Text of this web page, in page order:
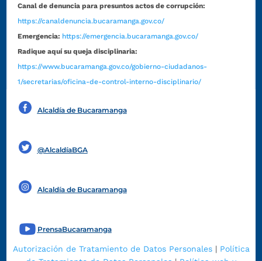
Canal de denuncia para presuntos actos de corrupción:
https://canaldenuncia.bucaramanga.gov.co/
Emergencia: https://emergencia.bucaramanga.gov.co/
Radique aquí su queja disciplinaria:
https://www.bucaramanga.gov.co/gobierno-ciudadanos-
1/secretarias/oficina-de-control-interno-disciplinario/
Alcaldía de Bucaramanga
@AlcaldíaBGA
Alcaldía de Bucaramanga
PrensaBucaramanga
Autorización de Tratamiento de Datos Personales| Política